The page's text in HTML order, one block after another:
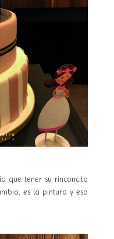
que tener su rinconcito
es la pintura y eso